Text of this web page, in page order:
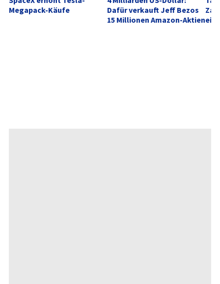
Megapack-Käufe
Dafür verkauft Jeff Bezos
15 Millionen Amazon-Aktien